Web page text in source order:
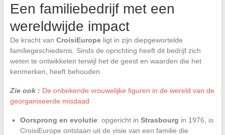
Een familiebedrijf met een
wereldwijde impact
De kracht van CroisiEuropeligt in zijn diepgewortelde
familiegeschiedenis. Sinds de oprichting heeft dit bedrijf zich
weten te ontwikkelen terwijl het de geest en waarden die het
kenmerken, heeft behouden.
Zie ook : De onbekende vrouwelijke figuren in de wereld van de
georganiseerde misdaad
Oorsprong en evolutie: opgericht in Strasbourg in 1976, is
CroisiEurope ontstaan uit de visie van een familie die